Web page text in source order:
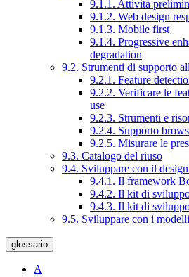
9.1.1. Attività
9.1.2. Web design
9.1.3. Mobile first
9.1.4. Progressive
degradation
9.2. Strumenti di supporto
9.2.1. Feature
9.2.2. Verificare le
use
9.2.3. Strumenti e
9.2.4. Supporto
9.2.5. Misurare le
9.3. Catalogo del riuso
9.4. Sviluppare con il
9.4.1. Il framework
9.4.2. Il kit di
9.4.3. Il kit di
9.5. Sviluppare con i
glossario
A